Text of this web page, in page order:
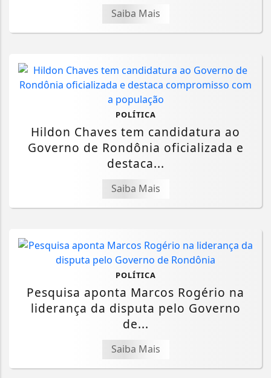
Saiba Mais
POLÍTICA
Hildon Chaves tem candidatura ao
Governo de Rondônia oficializada e
destaca...
Saiba Mais
POLÍTICA
Pesquisa aponta Marcos Rogério na
liderança da disputa pelo Governo
de...
Saiba Mais